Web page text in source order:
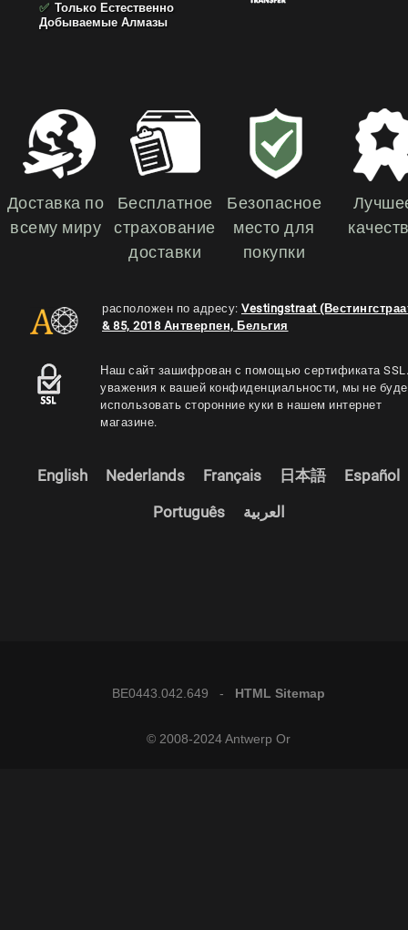
✅ Только Естественно
Добываемые Алмазы
Доставка по
всему миру
Бесплатное
страхование
доставки
Безопасное
место для
покупки
расположен по адресу: Vestingstraat
& 85, 2018 Антверпен, Бельгия
Наш сайт зашифрован с помощью сертификата
уважения к вашей конфиденциальности, мы не
использовать сторонние куки в нашем интернет
магазине.
English Nederlands Français 日本語 Español
Português العربية
BE0443.042.649 - HTML Sitemap
© 2008-2024 Antwerp Or